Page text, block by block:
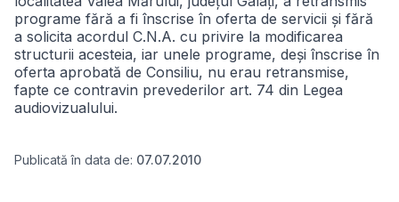
programe fără a fi înscrise în oferta de servicii și fără
a solicita acordul C.N.A. cu privire la modificarea
structurii acesteia, iar unele programe, deși înscrise în
oferta aprobată de Consiliu, nu erau retransmise,
fapte ce contravin prevederilor art. 74 din Legea
audiovizualului.
Publicată în data de: 07.07.2010